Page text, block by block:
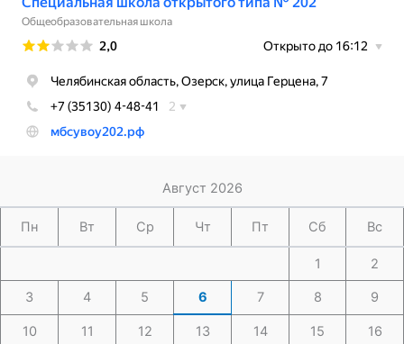
Август 2026
Пн Вт Ср Чт Пт Сб Вс
1 2
3 4 5 6 7 8 9
10 11 12 13 14 15 16